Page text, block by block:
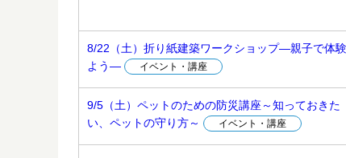
8/22（土）折り紙建築ワークショップ―親子で体
よう―
イベント・講座
9/5（土）ペットのための防災講座～知っておきた
い、ペットの守り方～
イベント・講座